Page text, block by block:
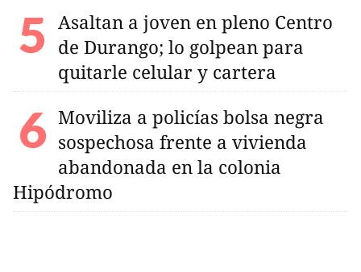
Asaltan a joven en pleno Centro
de Durango; lo golpean para
quitarle celular y cartera
Moviliza a policías bolsa negra
sospechosa frente a vivienda
abandonada en la colonia
Hipódromo